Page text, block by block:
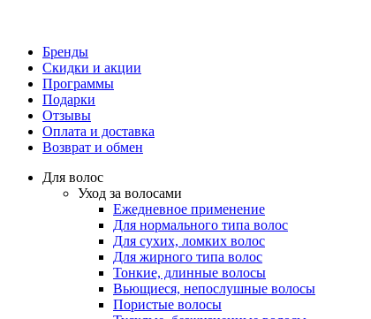
Бренды
Скидки и акции
Программы
Подарки
Отзывы
Оплата и доставка
Возврат и обмен
Для волос
Уход за волосами
Ежедневное применение
Для нормального типа волос
Для сухих, ломких волос
Для жирного типа волос
Тонкие, длинные волосы
Вьющиеся, непослушные волосы
Пористые волосы